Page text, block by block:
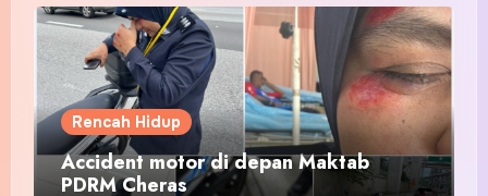
Rencah Hidup
Accident motor di depan Maktab
PDRM Cheras